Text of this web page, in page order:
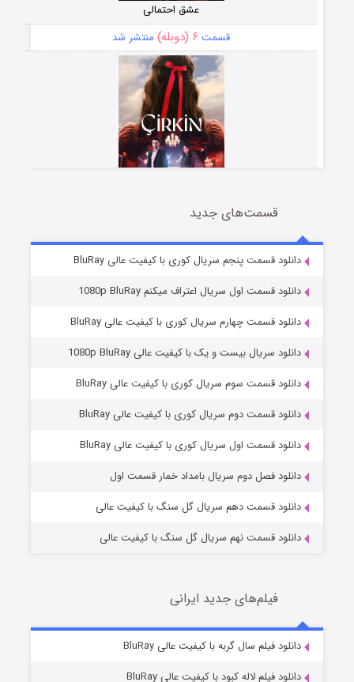
عشق احتمالی
قسمت ۶ (دوبله) منتشر شد
سریال زشت
قسمت۵ (زیرنویس) منتشر شد
وستی ها
قسمت۱ (زیرنویس) منتشر شد
قسمت۶ (زیرنویس) منتشر شد
قسمت‌های جدید
دانلود قسمت پنجم سریال کوری با کیفیت عالی BluRay
دانلود قسمت اول سریال اعتراف میکنم 1080p BluRay
دانلود قسمت چهارم سریال کوری با کیفیت عالی BluRay
دانلود سریال بیست و یک با کیفیت عالی 1080p BluRay
دانلود قسمت سوم سریال کوری با کیفیت عالی BluRay
دانلود قسمت دوم سریال کوری با کیفیت عالی BluRay
دانلود قسمت اول سریال کوری با کیفیت عالی BluRay
دانلود فصل دوم سریال بامداد خمار قسمت اول
دانلود قسمت دهم سریال گل سنگ با کیفیت عالی
دانلود قسمت نهم سریال گل سنگ با کیفیت عالی
فیلم‌های جدید ایرانی
دانلود فیلم سال گربه با کیفیت عالی BluRay
دانلود فیلم لاله کبود با کیفیت عالی BluRay